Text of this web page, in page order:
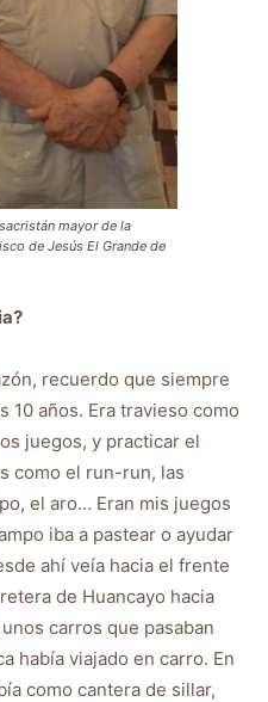
mayor de la
de Jesús El Grande de
recuerdo que siempre
10 años. Era travieso como
juegos, y practicar el
como el run-run, las
el aro… Eran mis juegos
iba a pastear o ayudar
ahí veía hacia el frente
de Huancayo hacia
carros que pasaban
había viajado en carro. En
como cantera de sillar,